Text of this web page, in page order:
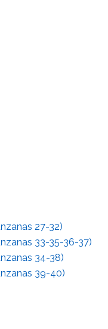
27-32)
33-35-36-37)
34-38)
39-40)